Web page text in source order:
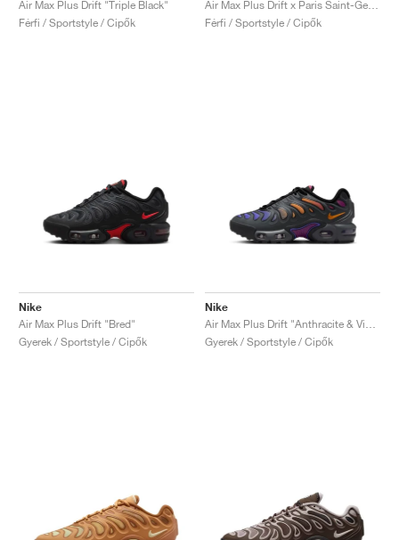
Air Max Plus Drift "Triple Black"
Férfi / Sportstyle / Cipők
Férfi / Sportstyle / Cipők
Nike
Air Max Plus Drift "Bred"
Gyerek / Sportstyle / Cipők
Nike
Gyerek / Sportstyle / Cipők